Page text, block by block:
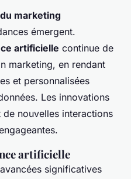
marketing
émergent.
artificielle continue de
marketing, en rendant
et personnalisées
Les innovations
nouvelles interactions
artificielle
significatives